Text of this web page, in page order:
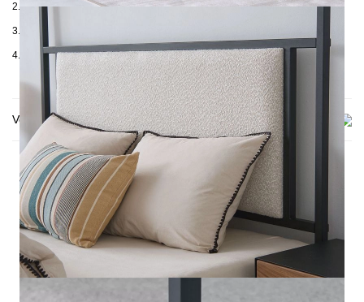
2. Karton: 2100 x 180 x 130 mm, ≈ 26 kg
3. Karton: 1850 x 650 x 80 mm, ≈ 18 kg
4. Karton: 1700 x 420 x 100 mm, ≈ 15 kg
Versand & Lieferung
DAS KÖNNTE DIR AUCH
GEFALLEN